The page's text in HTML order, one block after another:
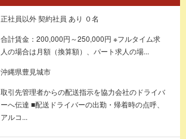
正社員以外 契約社員 あり ０名
合計賃金：200,000円～250,000円 ※フルタイム求
人の場合は月額（換算額）、パート求人の場...
沖縄県豊見城市
取引先管理者からの配送指示を協力会社のドライバ
ーへ伝達 ■配送ドライバーの出勤・帰着時の点呼、
アルコ...